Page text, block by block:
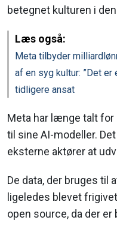
betegnet kulturen i
Læs også:
Meta tilbyder
af en syg kultur: ”Det er
tidligere ansat
Meta har længe talt for
til sine AI-modeller.
eksterne aktører at
De data, der bruges til
ligeledes blevet
open source, da der